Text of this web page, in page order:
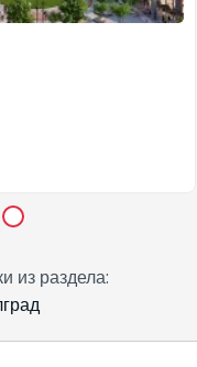
5
из раздела: